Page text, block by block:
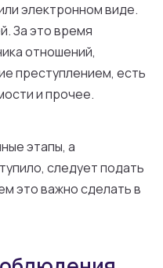
электронномвиде.
.Заэтовремя
отношений,
преступлением, есть
ипрочее.
этапы, а
следуетподать
этоважно сделатьв